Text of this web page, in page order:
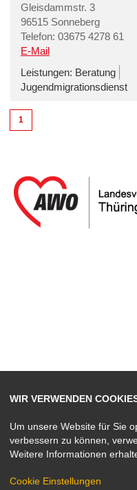
Gleisdammstr. 3
96515 Sonneberg
Telefon: 03675 4278 61
E-Mail
Leistungen: Beratung
Jugendmigrationsdienst
1
WIR VERWENDEN
Um unsere Website für Sie
verbessern zu können,
Weitere Informationen
Cookie Einstellungen